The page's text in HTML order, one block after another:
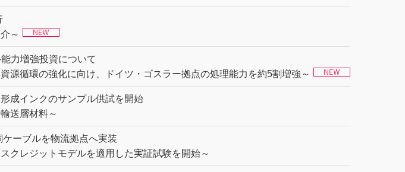
～
力増強投資について
源循環の強化に向け、ドイツ・ゴスラー拠点の処理能力を約5割増強～
成インクのサンプル供試を開始
送層材料～
ーブルを物流拠点へ実装
クレジットモデルを適用した実証試験を開始～